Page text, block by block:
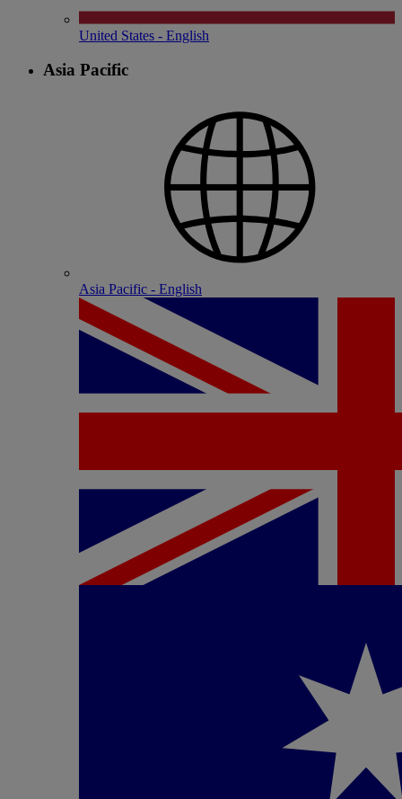
United States - English
Asia Pacific
Asia Pacific - English